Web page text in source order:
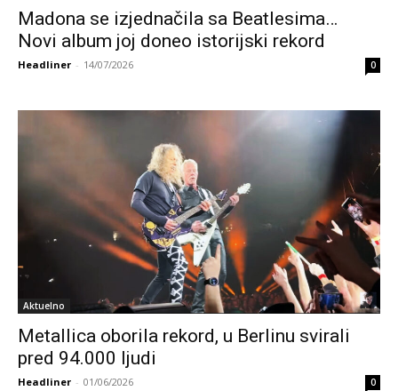
Madona se izjednačila sa Beatlesima…
Novi album joj doneo istorijski rekord
Headliner - 14/07/2026 0
Aktuelno
Metallica oborila rekord, u Berlinu svirali
pred 94.000 ljudi
Headliner - 01/06/2026 0